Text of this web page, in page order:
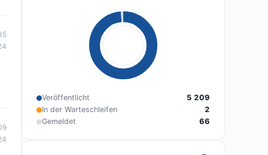
Veröffentlicht
5 209
In der Warteschleifen
2
Gemeldet
66